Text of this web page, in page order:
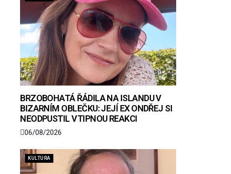
BRZOBOHATÁ ŘÁDILA NA ISLANDU V
BIZARNÍM OBLEČKU: JEJÍ EX ONDŘEJ SI
NEODPUSTIL VTIPNOU REAKCI
06/08/2026
KULTURA